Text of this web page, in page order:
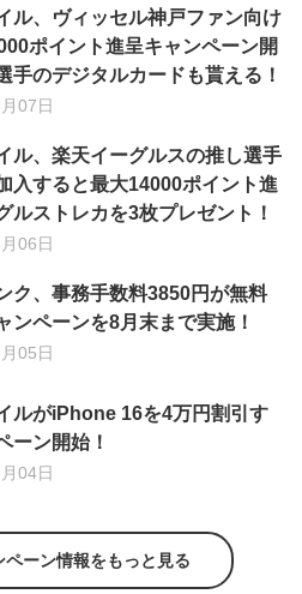
ル、ヴィッセル神戸ファン向け
ポイント進呈キャンペーン開
手のデジタルカードも貰える！
07日
ル、楽天イーグルスの推し選手
入すると最大14000ポイント進
ルストレカを3枚プレゼント！
06日
ク、事務手数料3850円が無料
ンペーンを8月末まで実施！
05日
ルがiPhone 16を4万円割引す
ーン開始！
04日
ーン情報をもっと見る